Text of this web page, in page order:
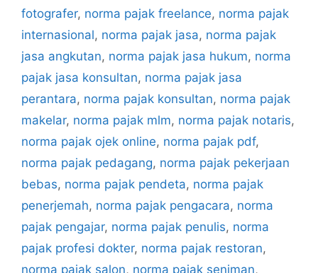
fotografer, norma pajak freelance, norma pajak
internasional, norma pajak jasa, norma pajak
jasa angkutan, norma pajak jasa hukum, norma
pajak jasa konsultan, norma pajak jasa
perantara, norma pajak konsultan, norma pajak
makelar, norma pajak mlm, norma pajak notaris,
norma pajak ojek online, norma pajak pdf,
norma pajak pedagang, norma pajak pekerjaan
bebas, norma pajak pendeta, norma pajak
penerjemah, norma pajak pengacara, norma
pajak pengajar, norma pajak penulis, norma
pajak profesi dokter, norma pajak restoran,
norma pajak salon, norma pajak seniman,